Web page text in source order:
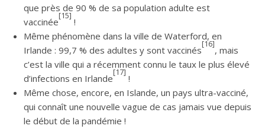
que près de 90 % de sa population adulte est
vaccinée
[15]
!
Même phénomène dans la ville de Waterford, en
Irlande : 99,7 % des adultes y sont vaccinés
[16]
, mais
c’est la ville qui a récemment connu le taux le plus élevé
d’infections en Irlande
[17]
!
Même chose, encore, en Islande, un pays ultra-vacciné,
qui connaît une nouvelle vague de cas jamais vue depuis
le début de la pandémie !